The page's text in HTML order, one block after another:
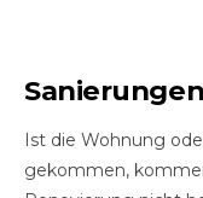
Ist die Wohnung
gekommen,